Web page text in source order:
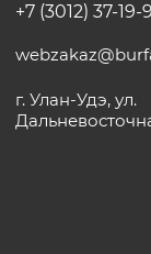
+7 (3012) 37-19-
г. Улан-Удэ, ул.